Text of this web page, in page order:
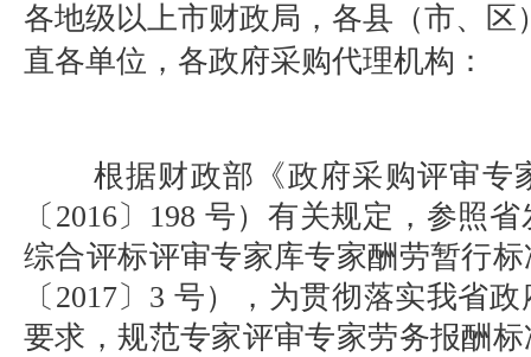
各地级以上市财政局，各县（市、区
直各单位，各政府采购代理机构：
根据财政部《政府采购评审专
〔2016〕198 号）有关规定，参照
综合评标评审专家库专家酬劳暂行
〔2017〕3 号），为贯彻落实我省
要求，规范专家评审专家劳务报酬